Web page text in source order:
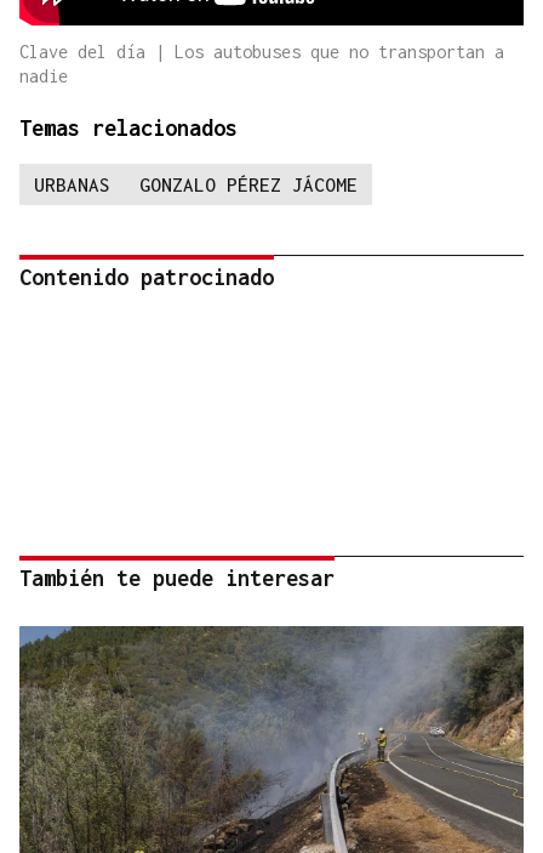
Clave del día | Los autobuses que no transportan a
nadie
Temas relacionados
URBANAS GONZALO PÉREZ JÁCOME
Contenido patrocinado
También te puede interesar